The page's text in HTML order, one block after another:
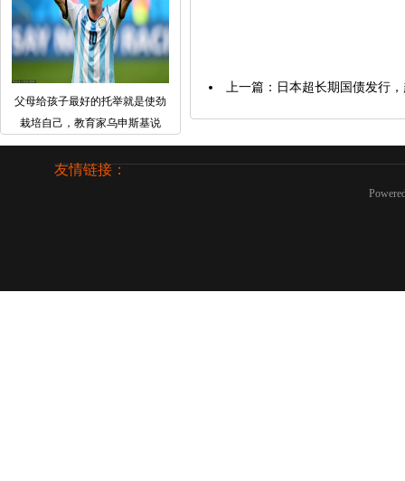
父母给孩子最好的托举就是使劲
栽培自己，教育家乌申斯基说
上一篇： 日本超长期国债发行
友情链接：